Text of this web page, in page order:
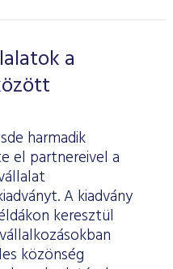
a
harmadik
el partnereivel a
A kiadvány
keresztül
közönség